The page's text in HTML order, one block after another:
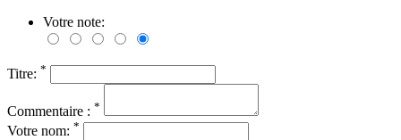
Votre note:
Titre: *
Commentaire : *
Votre nom: *